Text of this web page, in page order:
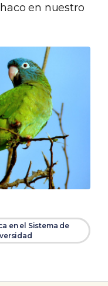
en nuestro
en el Sistema de